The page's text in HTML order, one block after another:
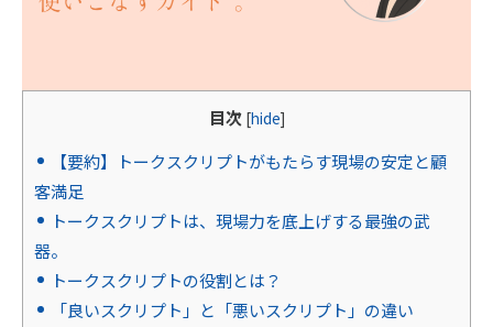
目次 [hide]
【要約】トークスクリプトがもたらす現場の安定と顧
客満足
トークスクリプトは、現場力を底上げする最強の武
器。
トークスクリプトの役割とは？
「良いスクリプト」と「悪いスクリプト」の違い